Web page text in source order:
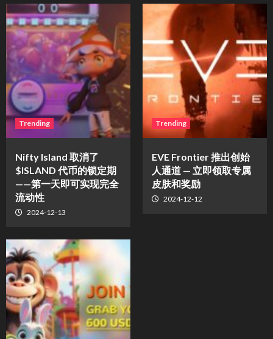
Trending
Nifty Island 取消了
$ISLAND 代币的锁定期
——第一天即可实现完全
流动性
2024-12-13
Trending
EVE Frontier 推出创始
人通道 — 立即领取专属
皮肤和奖励
2024-12-12